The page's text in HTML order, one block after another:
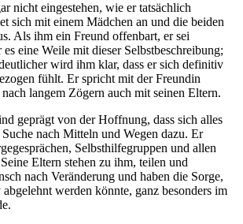
nicht eingestehen, wie er tatsächlich
sich mit einem Mädchen an und die beiden
Als ihm ein Freund offenbart, er sei
eine Weile mit dieser Selbstbeschreibung;
wird ihm klar, dass er sich definitiv
fühlt. Er spricht mit der Freundin
langem Zögern auch mit seinen Eltern.
geprägt von der Hoffnung, dass sich alles
nach Mitteln und Wegen dazu. Er
Selbsthilfegruppen und allen
Eltern stehen zu ihm, teilen und
nach Veränderung und haben die Sorge,
abgelehnt werden könnte, ganz besonders im